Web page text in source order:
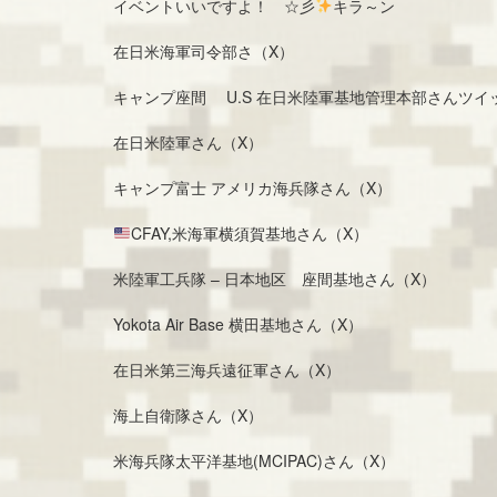
イベントいいですよ！ ☆彡 キラ～ン
在日米海軍司令部さ（X）
キャンプ座間 U.S 在日米陸軍基地管理本部さんツイ
在日米陸軍さん（X）
キャンプ富士 アメリカ海兵隊さん（X）
CFAY,米海軍横須賀基地さん（X）
米陸軍工兵隊 – 日本地区 座間基地さん（X）
Yokota Air Base 横田基地さん（X）
在日米第三海兵遠征軍さん（X）
海上自衛隊さん（X）
米海兵隊太平洋基地(MCIPAC)さん（X）